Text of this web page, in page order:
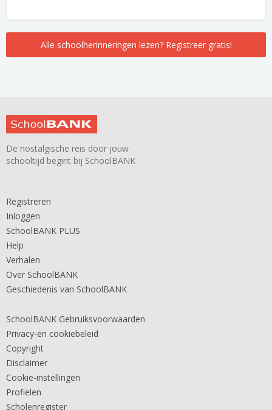
Alle schoolherinneringen lezen? Registreer gratis!
De nostalgische reis door jouw
schooltijd begint bij SchoolBANK
Registreren
Inloggen
SchoolBANK PLUS
Help
Verhalen
Over SchoolBANK
Geschiedenis van SchoolBANK
SchoolBANK Gebruiksvoorwaarden
Privacy-en cookiebeleid
Copyright
Disclaimer
Cookie-instellingen
Profielen
Scholenregister